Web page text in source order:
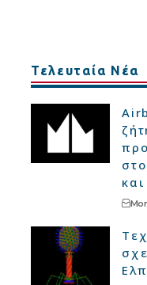
Τελευταία Νέα